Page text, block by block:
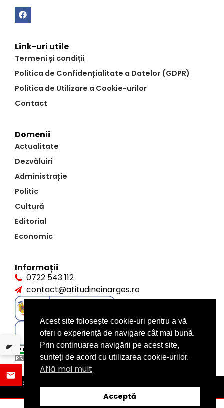
Link-uri utile
Termeni și condiții
Politica de Confidențialitate a Datelor (GDPR)
Politica de Utilizare a Cookie-urilor
Contact
Domenii
Actualitate
Dezvăluiri
Administrație
Politic
Cultură
Editorial
Economic
Informații
0722 543 112
contact@atitudineinarges.ro
©2026 Atitudine în Argeș. Toate drepturile rezervate
design byXITE.ro
Acest site folosește cookie-uri pentru a vă
oferi o experiență de navigare cât mai bună.
Prin continuarea navigării pe acest site,
sunteți de acord cu utilizarea cookie-urilor.
Află mai mult
Acceptă